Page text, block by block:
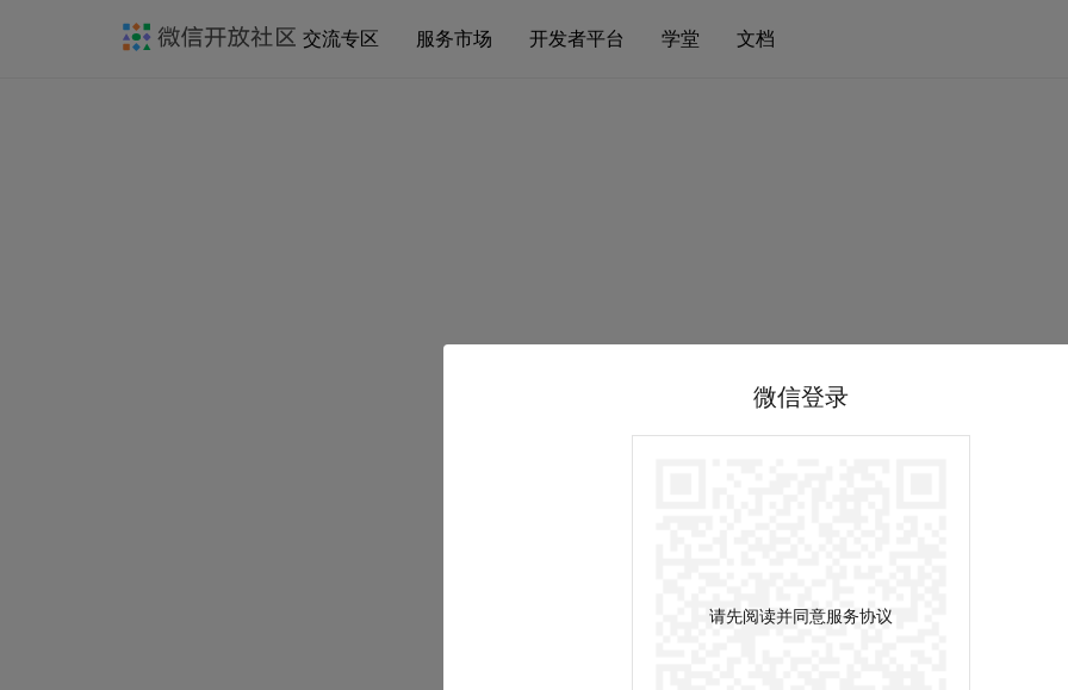
交流专区 服务市场 开发者平台 学堂 文档
微信登录
请先阅读并同意服务协议